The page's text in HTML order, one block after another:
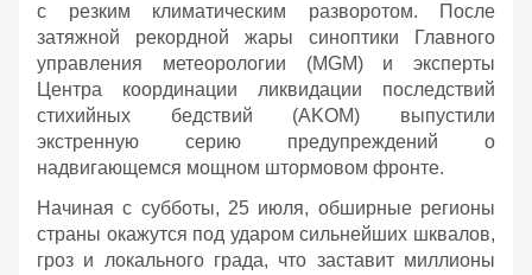
с резким климатическим разворотом. После
затяжной рекордной жары синоптики Главного
управления метеорологии (MGM) и эксперты
Центра координации ликвидации последствий
стихийных бедствий (AKOM) выпустили
экстренную серию предупреждений о
надвигающемся мощном штормовом фронте.
Начиная с субботы, 25 июля, обширные регионы
страны окажутся под ударом сильнейших шквалов,
гроз и локального града, что заставит миллионы